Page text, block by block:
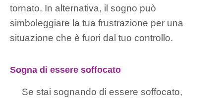
tornato. In alternativa, il sogno può
simboleggiare la tua frustrazione per una
situazione che è fuori dal tuo controllo.
Sogna di essere soffocato
Se stai sognando di essere soffocato,